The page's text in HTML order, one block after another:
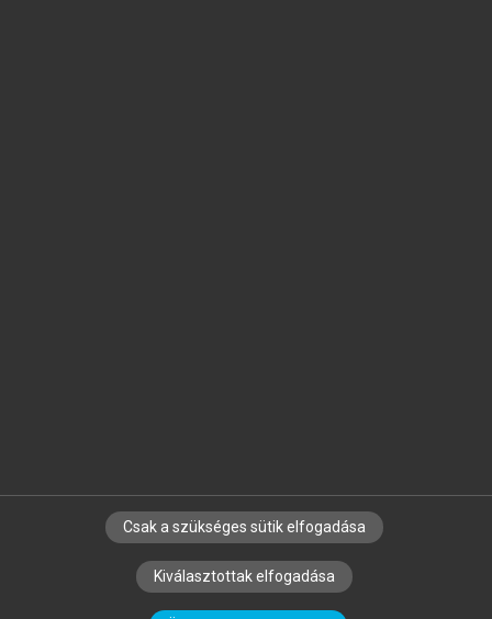
SZERZŐKNEK CÉGEKNEK KÖNYVTÁROSOKNAK
SZERKESZTÉSI ÉS LEKTORÁLÁSI ALAPELVEK
Csak a szükséges sütik elfogadása
Kiválasztottak elfogadása